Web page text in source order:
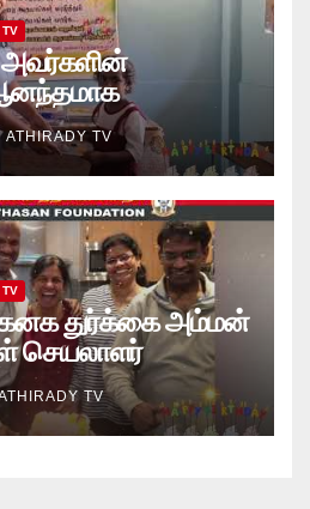
TV
அவர்களின்
தாயக உறவுகள்..
ATHIRADY TV
TV
துர்க்கை அம்மன்
செயலாளர்
பிறந்தநாள்
TV